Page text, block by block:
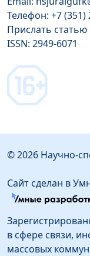
Телефон: +7 (351)
Прислать статью
ISSN: 2949-6071
© 2026 Научно-
Сайт сделан в
в сфере связи,
массовых